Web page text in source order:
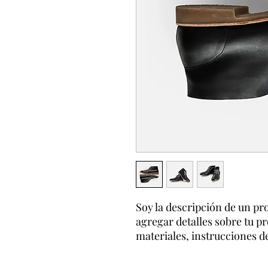
Soy la descripción de un
agregar detalles sobre tu
materiales, instrucciones